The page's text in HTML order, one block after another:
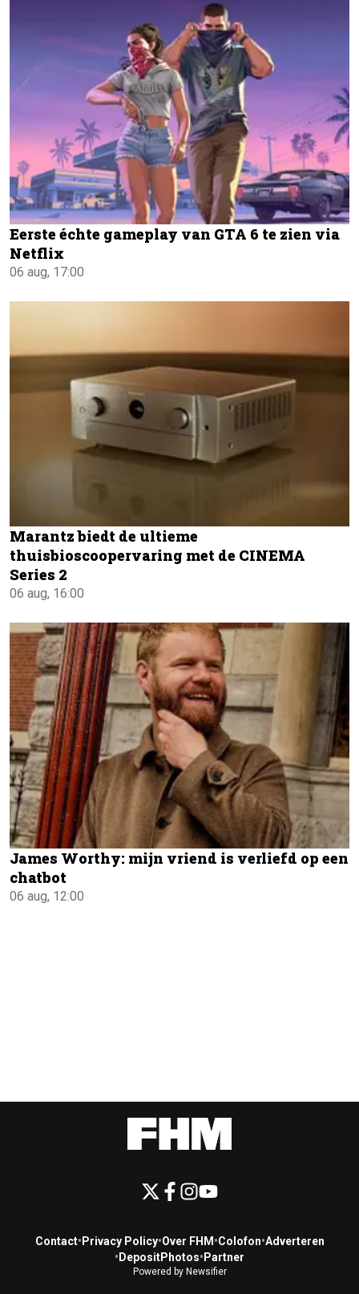
Eerste échte gameplay van GTA 6 te zien via
Netflix
06 aug, 17:00
Marantz biedt de ultieme
thuisbioscoopervaring met de CINEMA
Series 2
06 aug, 16:00
James Worthy: mijn vriend is verliefd op een
chatbot
06 aug, 12:00
Contact• Privacy Policy•Over FHM •Colofon•Adverteren
• DepositPhotos• Partner
Powered by Newsifier